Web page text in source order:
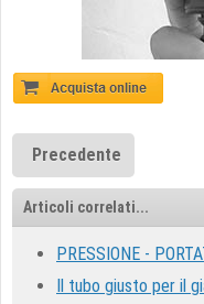
Precedente
Articoli correlati...
PRESSIONE -
Il tubo giusto per il